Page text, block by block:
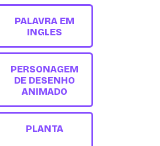
PALAVRA EM
INGLES
PERSONAGEM
DE DESENHO
ANIMADO
PLANTA